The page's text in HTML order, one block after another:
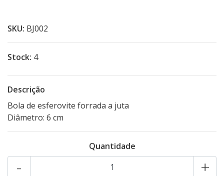
SKU: BJ002
Stock: 4
Descrição
Bola de esferovite forrada a juta
Diâmetro: 6 cm
Quantidade
+
-